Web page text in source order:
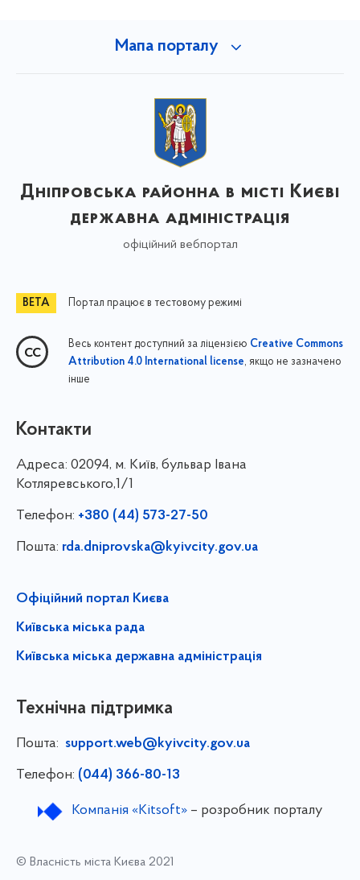
Мапа порталу
Дніпровська районна в місті Києві
державна адміністрація
офіційний вебпортал
Портал працює в тестовому режимі
Весь контент доступний за ліцензією Creative Commons
Attribution 4.0 International license, якщо не зазначено
інше
Контакти
Адреса: 02094, м. Київ, бульвар Івана
Котляревського,1/1
Телефон: +380 (44) 573-27-50
Пошта: rda.dniprovska@kyivcity.gov.ua
Офіційний портал Києва
Київська міська рада
Київська міська державна адміністрація
Технічна підтримка
Пошта: support.web@kyivcity.gov.ua
Телефон: (044) 366-80-13
Компанія «Kitsoft»– розробник порталу
© Власність міста Києва 2021